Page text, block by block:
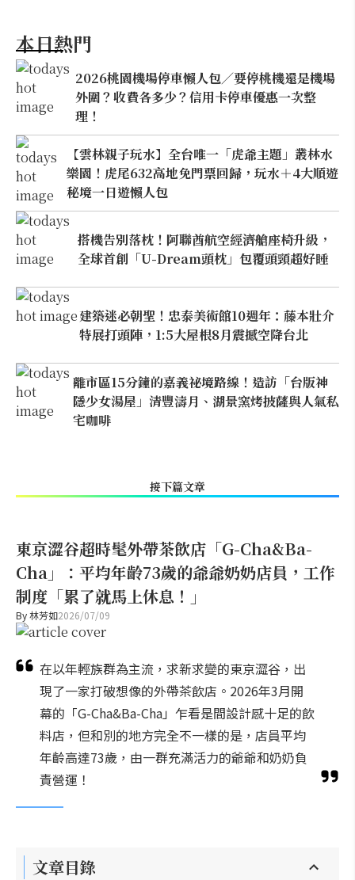
本日熱門
2026桃園機場停車懶人包／要停桃機還是機場
外圍？收費各多少？信用卡停車優惠一次整
理！
【雲林親子玩水】全台唯一「虎爺主題」叢林水
樂園！虎尾632高地免門票回歸，玩水＋4大順遊
秘境一日遊懶人包
搭機告別落枕！阿聯酋航空經濟艙座椅升級，
全球首創「U-Dream頭枕」包覆頭頸超好睡
建築迷必朝聖！忠泰美術館10週年：藤本壯介
特展打頭陣，1:5大屋根8月震撼空降台北
離市區15分鐘的嘉義祕境路線！造訪「台版神
隱少女湯屋」清豐濤月、湖景窯烤披薩與人氣私
宅咖啡
接下篇文章
東京澀谷超時髦外帶茶飲店「G-Cha&Ba-
Cha」：平均年齡73歲的爺爺奶奶店員，工作
制度「累了就馬上休息！」
By林芳如2026/07/09
在以年輕族群為主流，求新求變的東京澀谷，出
現了一家打破想像的外帶茶飲店。2026年3月開
幕的「G-Cha&Ba-Cha」乍看是間設計感十足的飲
料店，但和別的地方完全不一樣的是，店員平均
年齡高達73歲，由一群充滿活力的爺爺和奶奶負
責營運！
文章目錄